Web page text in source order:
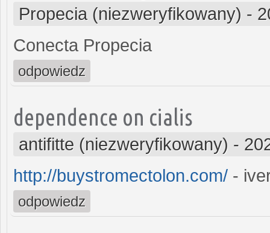
Propecia (niezweryfikowany) -
Conecta Propecia
odpowiedz
dependence on cialis
antifitte (niezweryfikowany) -
http://buystromectolon.com/ -
odpowiedz